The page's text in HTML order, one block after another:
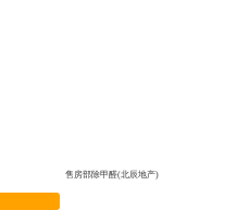
售房部除甲醛(北辰地产)